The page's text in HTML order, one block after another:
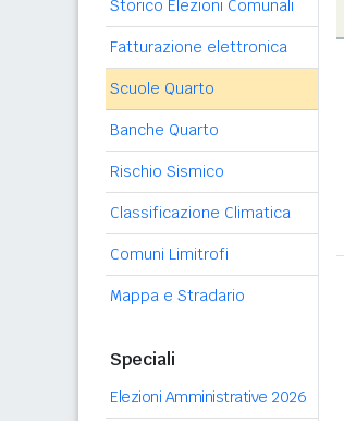
Storico Elezioni Comunali
Fatturazione elettronica
Scuole Quarto
Banche Quarto
Rischio Sismico
Classificazione Climatica
Comuni Limitrofi
Mappa e Stradario
Speciali
Elezioni Amministrative 2026